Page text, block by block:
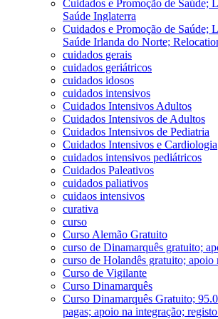
Cuidados e Promoção de Saúde;
Saúde Inglaterra
Cuidados e Promoção de Saúde;
Saúde Irlanda do Norte;
cuidados gerais
cuidados geriátricos
cuidados idosos
cuidados intensivos
Cuidados Intensivos Adultos
Cuidados Intensivos de Adultos
Cuidados Intensivos de Pediatria
Cuidados Intensivos e Cardiologia
cuidados intensivos pediátricos
Cuidados Paleativos
cuidados paliativos
cuidaos intensivos
curativa
curso
Curso Alemão Gratuito
curso de Dinamarquês gratuito;
curso de Holandês gratuito; apoio
Curso de Vigilante
Curso Dinamarquês
Curso Dinamarquês Gratuito;
pagas; apoio na integração;